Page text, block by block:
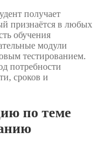
получает
признаётся в любых
обучения
модули
тестированием.
потребности
сроков и
по теме